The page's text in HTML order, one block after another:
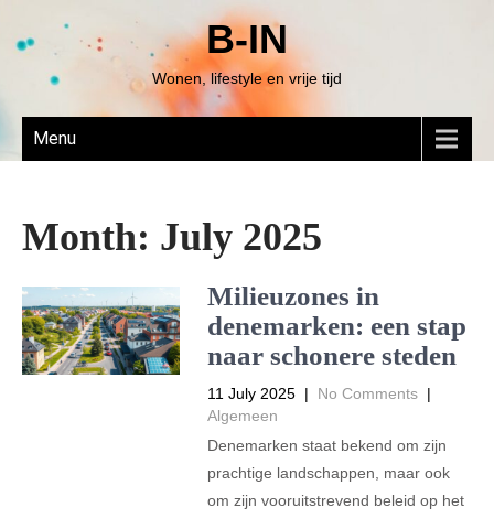
B-IN
Wonen, lifestyle en vrije tijd
Menu
Month: July 2025
Milieuzones in
denemarken: een stap
naar schonere steden
11 July 2025 | No Comments |
Algemeen
Denemarken staat bekend om zijn
prachtige landschappen, maar ook
om zijn vooruitstrevend beleid op het